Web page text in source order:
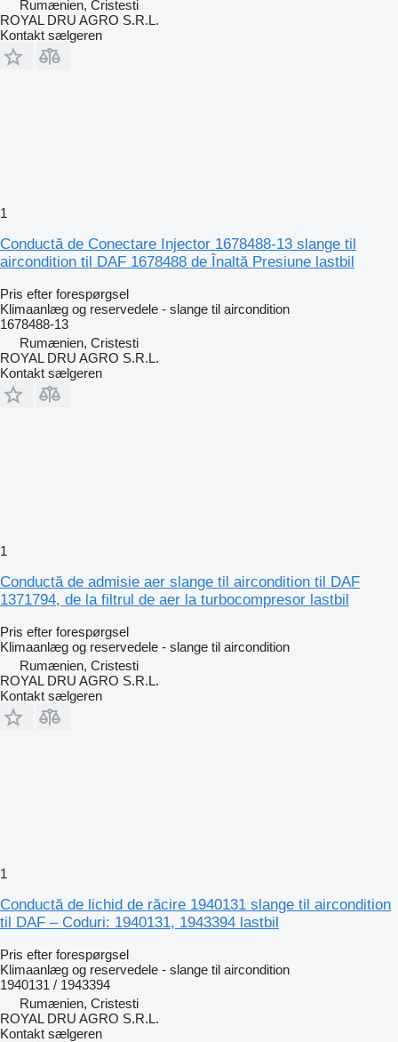
Rumænien, Cristesti
ROYAL DRU AGRO S.R.L.
Kontakt sælgeren
1
Conductă de Conectare Injector 1678488-13 slange til
aircondition til DAF 1678488 de Înaltă Presiune lastbil
Pris efter forespørgsel
Klimaanlæg og reservedele - slange til aircondition
1678488-13
Rumænien, Cristesti
ROYAL DRU AGRO S.R.L.
Kontakt sælgeren
1
Conductă de admisie aer slange til aircondition til DAF
1371794, de la filtrul de aer la turbocompresor lastbil
Pris efter forespørgsel
Klimaanlæg og reservedele - slange til aircondition
Rumænien, Cristesti
ROYAL DRU AGRO S.R.L.
Kontakt sælgeren
1
Conductă de lichid de răcire 1940131 slange til aircondition
til DAF – Coduri: 1940131, 1943394 lastbil
Pris efter forespørgsel
Klimaanlæg og reservedele - slange til aircondition
1940131 / 1943394
Rumænien, Cristesti
ROYAL DRU AGRO S.R.L.
Kontakt sælgeren